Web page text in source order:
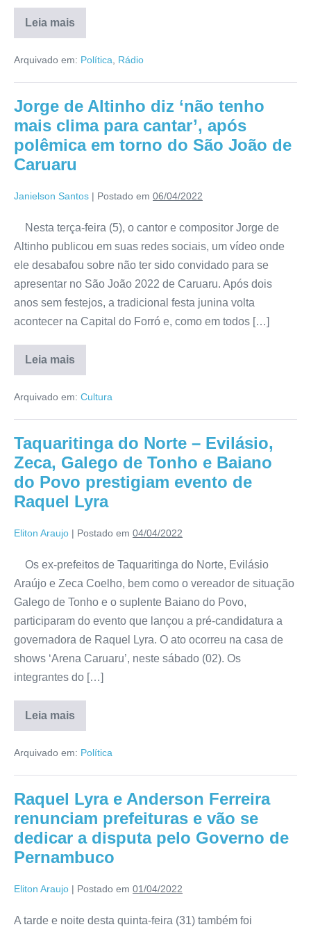
Leia mais
Arquivado em: Política Rádio
Jorge de Altinho diz ‘não tenho
mais clima para cantar’, após
polêmica em torno do São João de
Caruaru
Janielson Santos | Postado em 06/04/2022
Nesta terça-feira (5), o cantor e compositor Jorge de
Altinho publicou em suas redes sociais, um vídeo onde
ele desabafou sobre não ter sido convidado para se
apresentar no São João 2022 de Caruaru. Após dois
anos sem festejos, a tradicional festa junina volta
acontecer na Capital do Forró e, como em todos […]
Leia mais
Arquivado em: Cultura
Taquaritinga do Norte – Evilásio,
Zeca, Galego de Tonho e Baiano
do Povo prestigiam evento de
Raquel Lyra
Eliton Araujo | Postado em 04/04/2022
Os ex-prefeitos de Taquaritinga do Norte, Evilásio
Araújo e Zeca Coelho, bem como o vereador de situação
Galego de Tonho e o suplente Baiano do Povo,
participaram do evento que lançou a pré-candidatura a
governadora de Raquel Lyra. O ato ocorreu na casa de
shows ‘Arena Caruaru’, neste sábado (02). Os
integrantes do […]
Leia mais
Arquivado em: Política
Raquel Lyra e Anderson Ferreira
renunciam prefeituras e vão se
dedicar a disputa pelo Governo de
Pernambuco
Eliton Araujo | Postado em 01/04/2022
A tarde e noite desta quinta-feira (31) também foi